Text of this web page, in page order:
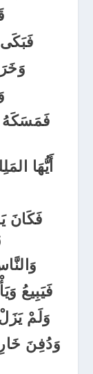
فَمَسَكَهُ
أَيُّهَا
فَكَانَ
فَيَبِيعُ
وَلَمْ
وَدُفِنَ